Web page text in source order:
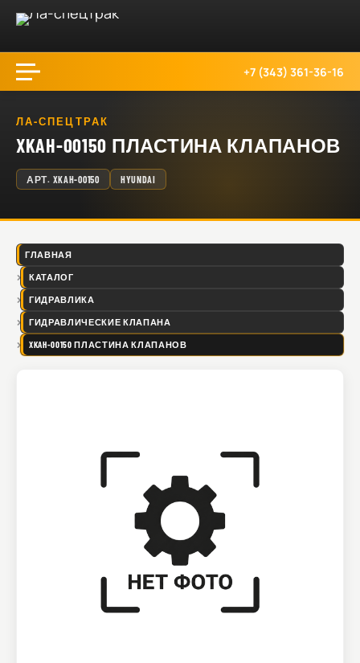
+7 (343) 361-36-16
ЛА-СПЕЦТРАК
XKAH-00150 ПЛАСТИНА КЛАПАНОВ
АРТ. XKAH-00150 HYUNDAI
ГЛАВНАЯ
КАТАЛОГ
ГИДРАВЛИКА
ГИДРАВЛИЧЕСКИЕ КЛАПАНА
XKAH-00150 ПЛАСТИНА КЛАПАНОВ